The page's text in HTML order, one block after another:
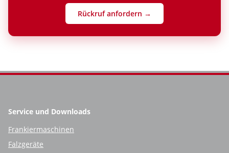
Rückruf anfordern →
Service und Downloads
Frankiermaschinen
Falzgeräte